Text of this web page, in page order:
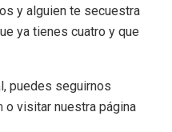
y alguien te secuestra
ya tienes cuatro y que
puedes seguirnos
o visitar nuestra página